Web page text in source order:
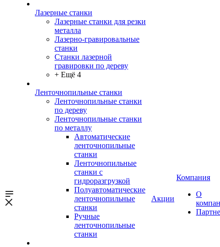
Лазерные станки
Лазерные станки для резки
металла
Лазерно-гравировальные
станки
Станки лазерной
гравировки по дереву
+ Ещё 4
Ленточнопильные станки
Ленточнопильные станки
по дереву
Ленточнопильные станки
по металлу
Автоматические
ленточнопильные
станки
Ленточнопильные
станки с
гидроразгрузкой
Полуавтоматические
ленточнопильные
станки
Ручные
ленточнопильные
станки
Акции
Компания
О